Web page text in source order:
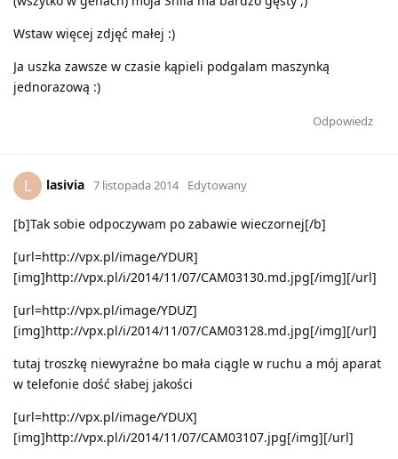
Wstaw więcej zdjęć małej :)
Ja uszka zawsze w czasie kąpieli podgalam maszynką
jednorazową :)
Odpowiedz
L lasivia 7 listopada 2014 Edytowany
[b]Tak sobie odpoczywam po zabawie wieczornej[/b]
[url=http://vpx.pl/image/YDUR]
[img]http://vpx.pl/i/2014/11/07/CAM03130.md.jpg[/img][/url]
[url=http://vpx.pl/image/YDUZ]
[img]http://vpx.pl/i/2014/11/07/CAM03128.md.jpg[/img][/url]
tutaj troszkę niewyraźne bo mała ciągle w ruchu a mój aparat
w telefonie dość słabej jakości
[url=http://vpx.pl/image/YDUX]
[img]http://vpx.pl/i/2014/11/07/CAM03107.jpg[/img][/url]